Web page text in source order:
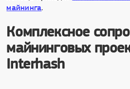
майнинга.
Комплексное
майнинговых
Interhash